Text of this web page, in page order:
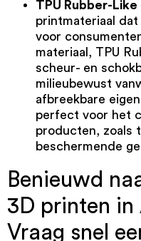
TPU Rubber-Like
printmateriaal
voor
materiaal, TPU
scheur- en
milieubewust
afbreekbare
perfect voor het
producten, zoals
beschermende
Benieuwd
3D printen in
Vraag snel